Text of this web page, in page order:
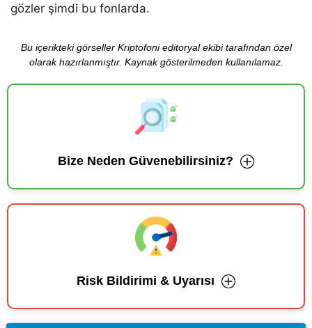
gözler şimdi bu fonlarda.
Bu içerikteki görseller Kriptofoni editoryal ekibi tarafından özel
olarak hazırlanmıştır. Kaynak gösterilmeden kullanılamaz.
Bize Neden Güvenebilirsiniz?
Risk Bildirimi & Uyarısı